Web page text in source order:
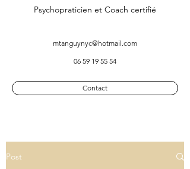
Psychopraticien et Coach certifié
mtanguynyc@hotmail.com
06 59 19 55 54
Contact
Post